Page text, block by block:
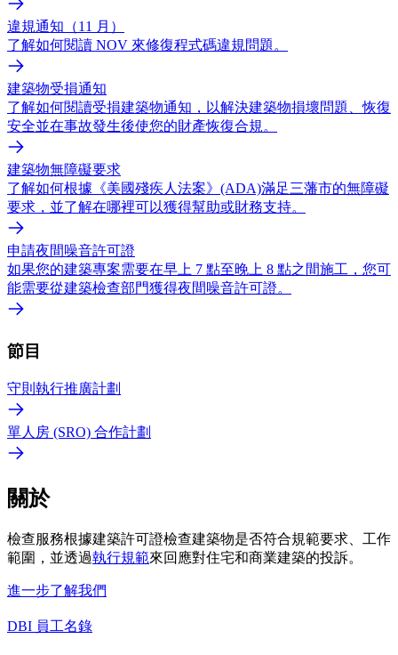
違規通知（11 月）
了解如何閱讀 NOV 來修復程式碼違規問題。
建築物受損通知
了解如何閱讀受損建築物通知，以解決建築物損壞問題、恢復
安全並在事故發生後使您的財產恢復合規。
建築物無障礙要求
了解如何根據《美國殘疾人法案》(ADA)滿足三藩市的無障礙
要求，並了解在哪裡可以獲得幫助或財務支持。
申請夜間噪音許可證
如果您的建築專案需要在早上 7 點至晚上 8 點之間施工，您可
能需要從建築檢查部門獲得夜間噪音許可證。
節目
守則執行推廣計劃
單人房 (SRO) 合作計劃
關於
檢查服務根據建築許可證檢查建築物是否符合規範要求、工作
範圍，並透過執行規範來回應對住宅和商業建築的投訴。
進一步了解我們
DBI 員工名錄